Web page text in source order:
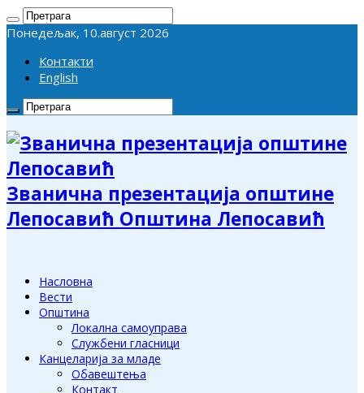
Понедељак, 10.август 2026
Контакти
English
Званична презентација општине
Лепосавић Општина Лепосавић
Насловна
Вести
Општина
Локална самоуправа
Службени гласници
Канцеларија за младе
Обавештења
Контакт